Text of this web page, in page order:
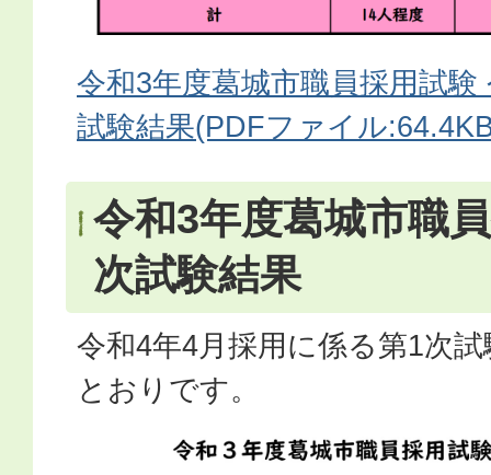
令和3年度葛城市職員採用試験
試験結果(PDFファイル
令和3年度葛城市職
次試験結果
令和4年4月採用に係る第1次
とおりです。